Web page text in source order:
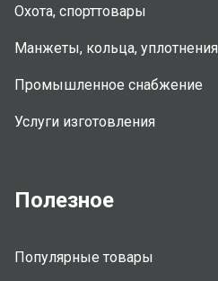
Охота, спорттовары
Манжеты, кольца, уплотнения
Промышленное снабжение
Услуги изготовления
Полезное
Популярные товары